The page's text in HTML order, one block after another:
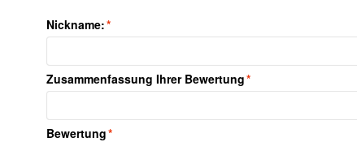
*
Nickname:
*
Zusammenfassung Ihrer Bewertung
*
Bewertung